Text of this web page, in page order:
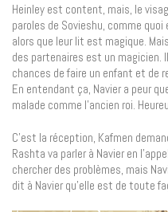
Heinley est content, mais, le
paroles de Sovieshu, comme
alors que leur lit est magique.
des partenaires est un magicien.
chances de faire un enfant et de
En entendant ça, Navier a peur
malade comme l’ancien roi.
C’est la réception, Kafmen
Rashta va parler à Navier en
chercher des problèmes, mais
dit à Navier qu’elle est de toute